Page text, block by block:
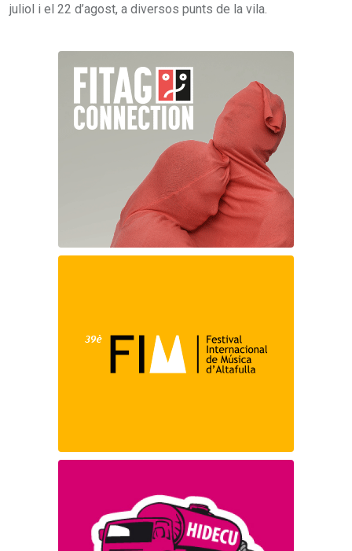
juliol i el 22 d’agost, a diversos punts de la vila.